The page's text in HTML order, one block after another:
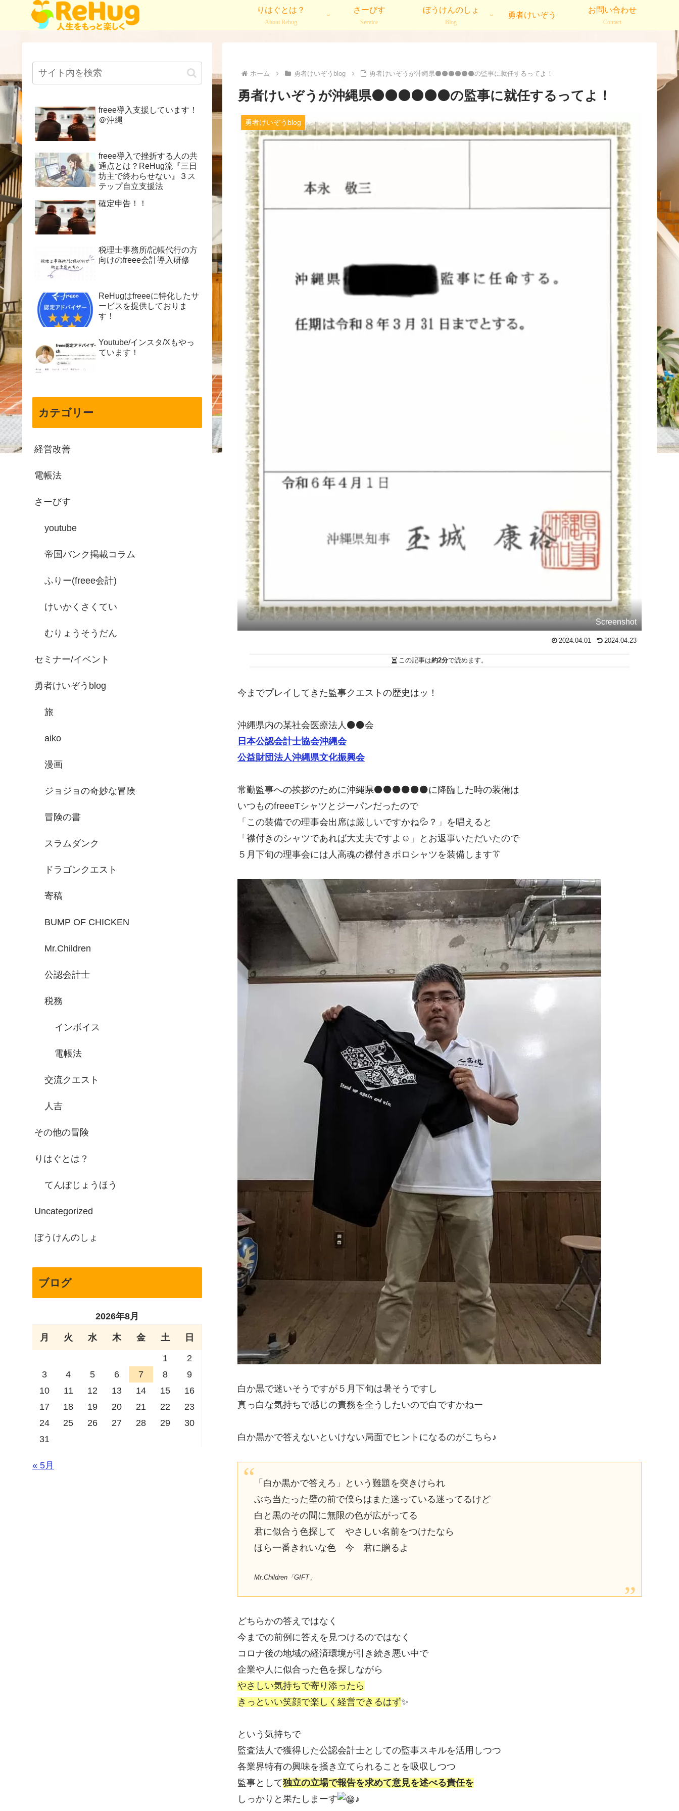
りはぐとは？
About Rehug
さーびす
Service
ぼうけんのしょ
Blog
勇者けいぞう
お問い合わせ
Contact
ホーム 勇者けいぞうblog 勇者けいぞうが沖縄県⚫️⚫️⚫️⚫️⚫️⚫️の監事に就任するってよ！
勇者けいぞうが沖縄県⚫️⚫️⚫️⚫️⚫️⚫️の監事に就任するってよ！
勇者けいぞうblog
Screenshot
2024.04.01 2024.04.23
この記事は約2分で読めます。
今までプレイしてきた監事クエストの歴史はッ！
沖縄県内の某社会医療法人⚫️⚫️会
日本公認会計士協会沖縄会
公益財団法人沖縄県文化振興会
常勤監事への挨拶のために沖縄県⚫️⚫️⚫️⚫️⚫️⚫️に降臨した時の装備は
いつものfreeeTシャツとジーパンだったので
「この装備での理事会出席は厳しいですかね💦？」を唱えると
「襟付きのシャツであれば大丈夫ですよ☺️」とお返事いただいたので
５月下旬の理事会には人高魂の襟付きポロシャツを装備します👔
白か黒で迷いそうですが５月下旬は暑そうですし
真っ白な気持ちで感じの責務を全うしたいので白ですかねー
白か黒かで答えないといけない局面でヒントになるのがこちら♪
「白か黒かで答えろ」という難題を突きけられ
ぶち当たった壁の前で僕らはまた迷っている迷ってるけど
白と黒のその間に無限の色が広がってる
君に似合う色探して やさしい名前をつけたなら
ほら一番きれいな色 今 君に贈るよ
Mr.Children「GIFT」
どちらかの答えではなく
今までの前例に答えを見つけるのではなく
コロナ後の地域の経済環境が引き続き悪い中で
企業や人に似合った色を探しながら
やさしい気持ちで寄り添ったら
きっといい笑顔で楽しく経営できるはず✨
という気持ちで
監査法人で獲得した公認会計士としての監事スキルを活用しつつ
各業界特有の興味を掻き立てられることを吸収しつつ
監事として独立の立場で報告を求めて意見を述べる責任を
しっかりと果たしまーす
♪
freee導入支援しています！
＠沖縄
freee導入で挫折する人の共
通点とは？ReHug流『三日
坊主で終わらせない』３ス
テップ自立支援法
確定申告！！
税理士事務所/記帳代行の方
向けのfreee会計導入研修
ReHugはfreeeに特化したサ
ービスを提供しておりま
す！
Youtube/インスタ/Xもやっ
ています！
カテゴリー
経営改善
電帳法
さーびす
youtube
帝国バンク掲載コラム
ふりー(freee会計)
けいかくさくてい
むりょうそうだん
セミナー/イベント
勇者けいぞうblog
旅
aiko
漫画
ジョジョの奇妙な冒険
冒険の書
スラムダンク
ドラゴンクエスト
寄稿
BUMP OF CHICKEN
Mr.Children
公認会計士
税務
インボイス
電帳法
交流クエスト
人吉
その他の冒険
りはぐとは？
てんぽじょうほう
Uncategorized
ぼうけんのしょ
ブログ
2026年8月
月 火 水 木 金 土 日
1
2
3
4 5 6 7 8
9
10
11 12 13 14 15
16
17
18 19 20 21 22
23
24
25 26 27 28 29
30
31
« 5月